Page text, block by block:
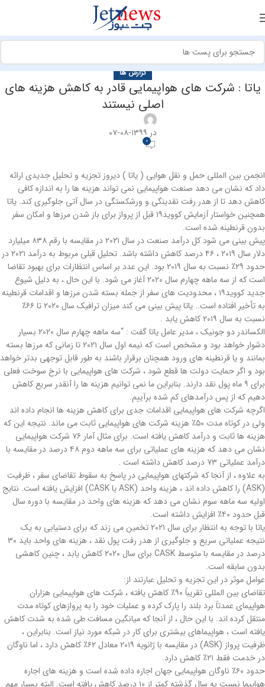
گزارش ها
یاتا : شرکت های هواپیمایی قادر به کاهش هزینه های
اصلی نیستند
در ۱۳۹۹-۰۸-۰۷
0
انجمن بین المللی حمل و نقل هوایی ( یاتا ) دیروز تجزیه و تحلیل جدیدی ارائه
داد که نشان می دهد صنعت هواپیمایی نمی تواند هزینه ها را به اندازه کافی
کاهش دهد تا از هدر رفت نقدینگی و ورشکستگی در سال آتی جلوگیری کند. یاتا
همچنین خواستار آزمایش کووید۱۹ قبل از پرواز برای باز شدن مرزها و امکان سفر
بدون قرنطینه شده است.
پیش بینی می شود کل درآمد صنعت در سال ۲۰۲۱ در مقایسه با رقم ۸۳۸ میلیارد
دلار سال ۲۰۱۹ ، ۴۶ درصد کاهش داشته باشد. تحلیل قبلی مربوط به درآمد ۲۰۲۱ در
حدود ۲۹٪ نسبت به سال ۲۰۱۹ بود. این عدد بر اساس انتظارات برای بهبود تقاضا
است که از سه ماهه چهارم سال ۲۰۲۰ آغاز می شود. با این حال ، به دلیل شیوع
جدید کووید۱۹ ، محدودیت های سفر از جمله بسته شدن مرزها و اقدامات قرنطینه
به تأخیر افتاده است.. یاتا پیش بینی می کند میزان ترافیک سال ۲۰۲۰ تا ۶۶٪
نسبت به سال ۲۰۱۹ کاهش یابد .
الكساندر دو جونیك ، مدیر عامل یاتا گفت : “سه ماهه چهارم سال ۲۰۲۰ بسیار
دشوار خواهد بود و مشخص است که نیمه اول سال ۲۰۲۱ تا زمانی که مرزها بسته
بمانند و یا قرنطینه های ورود همچنان برقرار باشند به طور قابل توجهی بدتر خواهد
بود و اگر حمایت دولت ها قطع شود ، شرکت های هواپیمایی با نرخ سوخت فعلی
برای ۹ ماه پول نقد دارند. بنابراین ما نمی توانیم هزینه ها را آنقدر سریع کاهش
دهیم که از پس درآمدهای کم شده برآییم.
اگرچه شرکت های هواپیمایی اقدامات جدی برای کاهش هزینه ها انجام داده اند
ولی در کوتاه مدت ۵۰٪ هزینه شرکت های هواپیمایی ثابت می ماند. نتیجه این که
هزینه ها ثابت و درآمد کاهش یافته است. برای مثال آمار ۷۶ شرکت هواپیمایی
نشان می دهد که هزینه های عملیاتی برای سه ماهه دوم ۴۸ درصد در مقایسه با
درآمد عملیاتی ۷۳ درصد کاهش داشته است .
به علاوه ، از آنجا که شرکتهای هواپیمایی در پاسخ به سقوط تقاضای سفر ، ظرفیت
(ASK) را کاهش داده اند ، هزینه واحد (ASK یا CASK) افزایش یافته است. نتایج
اولیه سه ماهه سوم نشان می دهد که هزینه های واحد در مقایسه با دوره سال
قبل حدود ۴۰٪ افزایش داشته است.
یاتا با توجه به انتظار برای سال ۲۰۲۱ تخمین می زند که برای دستیابی به یک
نتیجه عملیاتی سریع و جلوگیری از هدر رفت پول نقد ، هزینه های واحد باید ۳۰
درصد در مقایسه با متوسط CASK برای سال ۲۰۲۰ کاهش یابد ، چنین کاهشی
بدون سابقه است.
عوامل موثر در این تجزیه و تحلیل عبارتند از:
تقاضای بین المللی تقریباً ۹۰٪ کاهش یافته ، شرکت های هواپیمایی هزاران
هواپیمای عمدتاً برد بلند را پارک کرده و عملیات خود را به پروازهای کوتاه مدت
منتقل کرده اند. با این حال ، از آنجا که میانگین مسافت طی شده به شدت کاهش
یافته است ، هواپیماهای بیشتری برای کار در شبکه مورد نیاز است. بنابراین ،
ظرفیت پرواز (ASK) در مقایسه با ژانویه ۲۰۱۹ معادل ۶۲٪ کاهش دارد ، اما ناوگان
در خدمت فقط ۲۱٪ کاهش دارد.
حدود ۶۰٪ ناوگان هواپیمایی جهان اجاره داده شده است و هزینه های اجاره
هواپیما نسبت به سال گذشته کمتر از ۱۰ درصد کاهش یافته است. البته بسیار مهم